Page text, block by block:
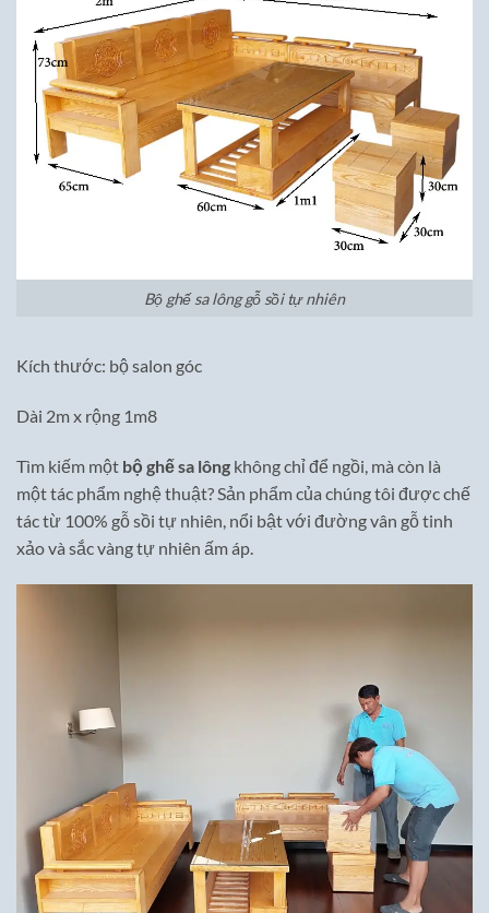
Bộ ghế sa lông gỗ sồi tự nhiên
Kích thước: bộ salon góc
Dài 2m x rộng 1m8
Tìm kiếm một bộ ghế sa lông không chỉ để ngồi, mà còn là
một tác phẩm nghệ thuật? Sản phẩm của chúng tôi được chế
tác từ 100% gỗ sồi tự nhiên, nổi bật với đường vân gỗ tinh
xảo và sắc vàng tự nhiên ấm áp.